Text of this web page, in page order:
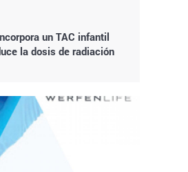
un TAC infantil
la dosis de radiación